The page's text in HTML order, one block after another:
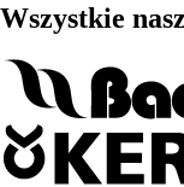
Wszystkie